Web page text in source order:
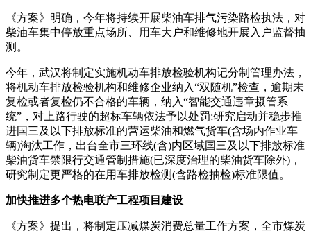
《方案》明确，今年将持续开展柴油车排气污染路检执法，对
柴油车集中停放重点场所、用车大户和维修地开展入户监督抽
测。
今年，武汉将制定实施机动车排放检验机构记分制管理办法，
将机动车排放检验机构和维修企业纳入“双随机”检查，逾期未
复检或者复检仍不合格的车辆，纳入“智能交通违章摄管系
统”，对上路行驶的超标车辆依法予以处罚;研究启动并稳步推
进国三及以下排放标准的营运柴油和燃气货车(含场内作业车
辆)淘汰工作，出台全市三环线(含)内区域国三及以下排放标准
柴油货车禁限行交通管制措施(已深度治理的柴油货车除外)，
研究制定更严格的在用车排放检测(含路检抽检)标准限值。
加快推进多个热电联产工程项目建设
《方案》提出，将制定压减煤炭消费总量工作方案，全市煤炭